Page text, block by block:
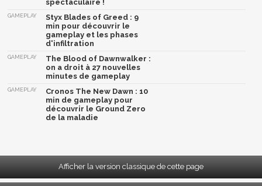
spectaculaire !
GAMEPLAY
Styx Blades of Greed : 9
min pour découvrir le
gameplay et les phases
d'infiltration
GAMEPLAY
The Blood of Dawnwalker :
on a droit à 27 nouvelles
minutes de gameplay
GAMEPLAY
Cronos The New Dawn : 10
min de gameplay pour
découvrir le Ground Zero
de la maladie
Afficher la version classique de cette page